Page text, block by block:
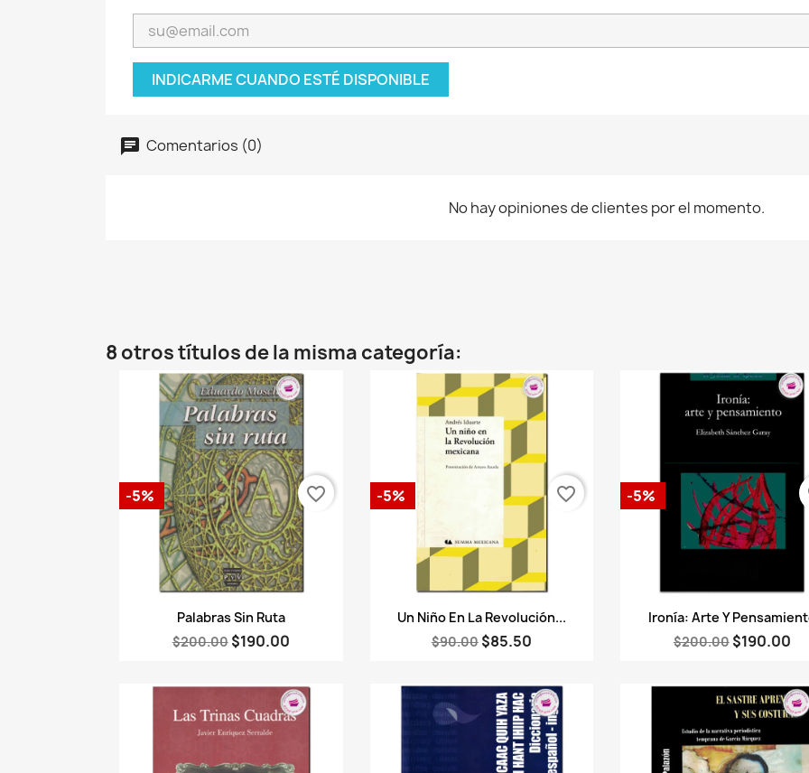
INDICARME CUANDO ESTÉ DISPONIBLE
Comentarios (0)
No hay opiniones de clientes por el momento.
8 otros títulos de la misma categoría:
Vista rápida
Palabras Sin Ruta
$200.00 $190.00
-5% favorite_border
Vista rápida
Un Niño En La Revolución...
$90.00 $85.50
-5% favorite_border
Vista rápida
Ironía: Arte Y
$200.00 $190.00
-5%